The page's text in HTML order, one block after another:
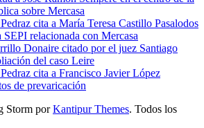
sobre Mercasa
cita a María Teresa Castillo Pasalodos
SEPI relacionada con Mercasa
Donaire citado por el juez Santiago
del caso Leire
cita a Francisco Javier López
de prevaricación
Storm porKantipur Themes. Todos los